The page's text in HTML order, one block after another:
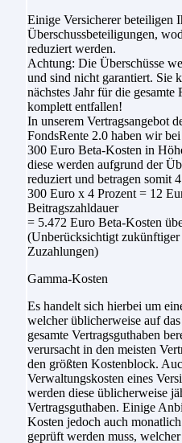
Einige Versicherer beteiligen
Überschussbeteiligungen,
reduziert werden.
Achtung: Die Überschüsse
und sind nicht garantiert. Sie
nächstes Jahr für die gesamte
komplett entfallen!
In unserem Vertragsangebot
FondsRente 2.0 haben wir
300 Euro Beta-Kosten in
diese werden aufgrund der
reduziert und betragen somit
300 Euro x 4 Prozent = 12
Beitragszahldauer
= 5.472 Euro Beta-Kosten
(Unberücksichtigt zukünftiger
Zuzahlungen)
Gamma-Kosten
Es handelt sich hierbei um
welcher üblicherweise auf
gesamte Vertragsguthaben
verursacht in den meisten
den größten Kostenblock.
Verwaltungskosten eines
werden diese üblicherweise
Vertragsguthaben. Einige
Kosten jedoch auch
geprüft werden muss,